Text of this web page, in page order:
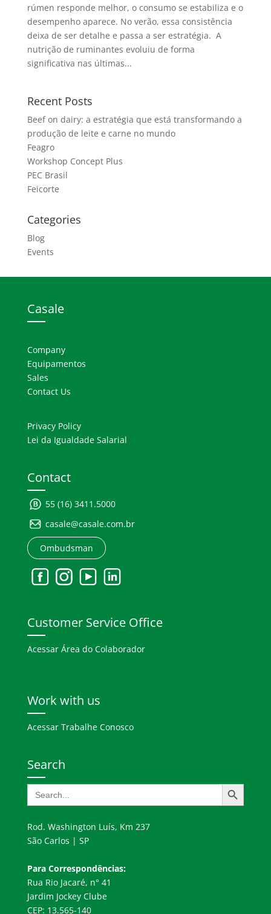
rúmen responde melhor, o consumo se estabiliza e o
desempenho aparece. No verão, essa consistência
deixa de ser detalhe e passa a ser estratégia. A
nutrição de ruminantes evoluiu de forma
significativa nas últimas...
Recent Posts
Beef on dairy: a estratégia que está transformando a
produção de leite e carne no mundo
Feagro
Workshop Concept Plus
PEC Brasil
Feicorte
Categories
Blog
Events
Casale
Company
Equipamentos
Sales
Contact Us
Privacy Policy
Lei da Igualdade Salarial
Contact
55 (16) 3411.5000
casale@casale.com.br
Ombudsman
Customer Service Office
Acessar Área do Colaborador
Work with us
Acessar Trabalhe Conosco
Search
Search
for:
Search Button
Rod. Washington Luís, Km 237
São Carlos | SP
Para Correspondências:
Rua Rio Jacaré, n° 41
Jardim Jockey Clube
CEP: 13.565-140